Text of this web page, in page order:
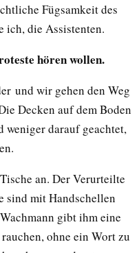
Fügsamkeit des
ich, die Assistenten.
hören wollen.
und wir gehen den Weg
Decken auf dem Boden
darauf geachtet,
an. Der Verurteilte
sind mit Handschellen
gibt ihm eine
ohne ein Wort zu